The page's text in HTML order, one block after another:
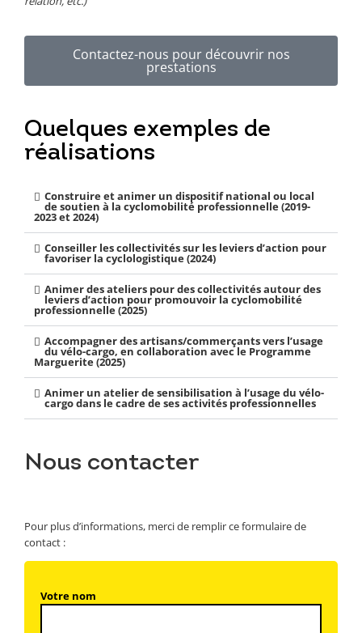
Contactez-nous pour découvrir nos
prestations
Quelques exemples de
réalisations
Construire et animer un dispositif national ou local
de soutien à la cyclomobilité professionnelle (2019-
2023 et 2024)
Conseiller les collectivités sur les leviers d’action pour
favoriser la cyclologistique (2024)
Animer des ateliers pour des collectivités autour des
leviers d’action pour promouvoir la cyclomobilité
professionnelle (2025)
Accompagner des artisans/commerçants vers l’usage
du vélo-cargo, en collaboration avec le Programme
Marguerite (2025)
Animer un atelier de sensibilisation à l’usage du vélo-
cargo dans le cadre de ses activités professionnelles
Nous contacter
Pour plus d’informations, merci de remplir ce formulaire de
contact :
Votre nom